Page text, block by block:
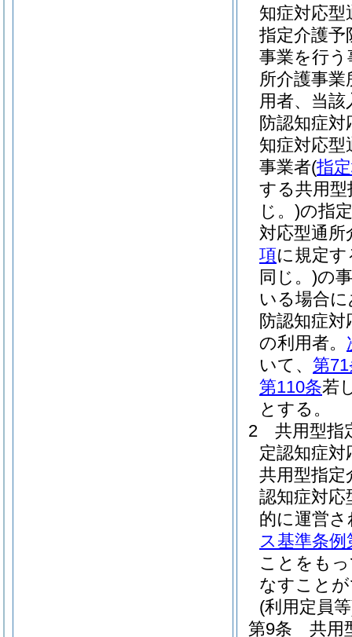
知症対応
指定介護予
事業を行う
所介護事
用者、当
防認知症
知症対応型
事業者(指
する共用型
じ。)の指
対応型通所
項に規定
同じ。)の
いる場合
防認知症
の利用者。
いて、 第
第110条若
とする。
2
共用型指
定認知症
共用型指定
認知症対
的に運営
ス基準条例
ことをも
なすこと
(利用定員
第9条
共用